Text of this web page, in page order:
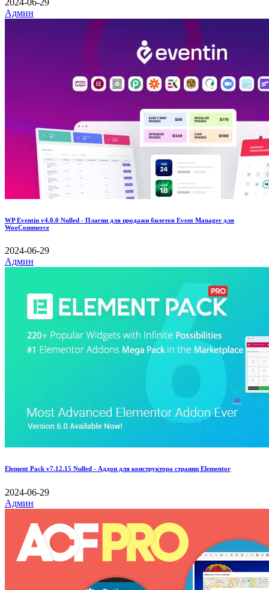
Админ
WP Eventin v4.0.0 Nulled - Плагин для продажи билетов Event Manager для
WooCommerce
2024-06-29
Админ
Element Pack v7.12.15 Nulled - Аддон для конструктора страниц Elementor
2024-06-29
Админ